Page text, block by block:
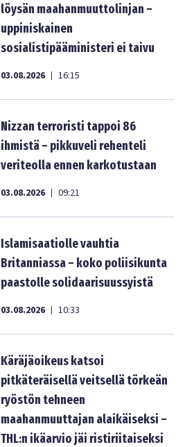
löysän maahanmuuttolinjan –
uppiniskainen
sosialistipääministeri ei taivu
03.08.2026 | 16:15
Nizzan terroristi tappoi 86
ihmistä – pikkuveli rehenteli
veriteolla ennen karkotustaan
03.08.2026 | 09:21
Islamisaatiolle vauhtia
Britanniassa – koko poliisikunta
paastolle solidaarisuussyistä
03.08.2026 | 10:33
Käräjäoikeus katsoi
pitkäteräisellä veitsellä törkeän
ryöstön tehneen
maahanmuuttajan alaikäiseksi –
THL:n ikäarvio jäi ristiriitaiseksi